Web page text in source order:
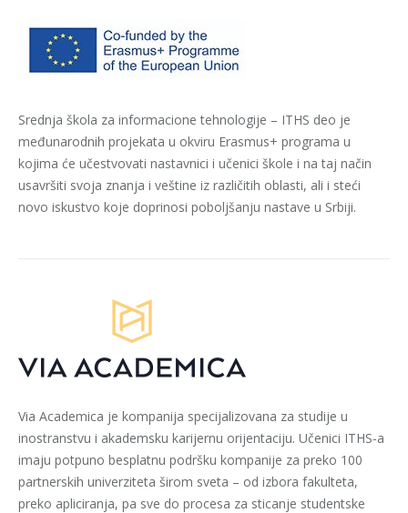
Srednja škola za informacione tehnologije – ITHS deo je
međunarodnih projekata u okviru Erasmus+ programa u
kojima će učestvovati nastavnici i učenici škole i na taj način
usavršiti svoja znanja i veštine iz različitih oblasti, ali i steći
novo iskustvo koje doprinosi poboljšanju nastave u Srbiji.
Via Academica je kompanija specijalizovana za studije u
inostranstvu i akademsku karijernu orijentaciju. Učenici ITHS-a
imaju potpuno besplatnu podršku kompanije za preko 100
partnerskih univerziteta širom sveta – od izbora fakulteta,
preko apliciranja, pa sve do procesa za sticanje studentske